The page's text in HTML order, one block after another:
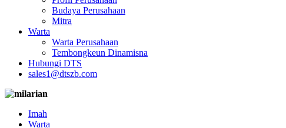
Budaya Perusahaan
Mitra
Warta
Warta Perusahaan
Tembongkeun Dinamisna
Hubungi DTS
sales1@dtszb.com
Imah
Warta